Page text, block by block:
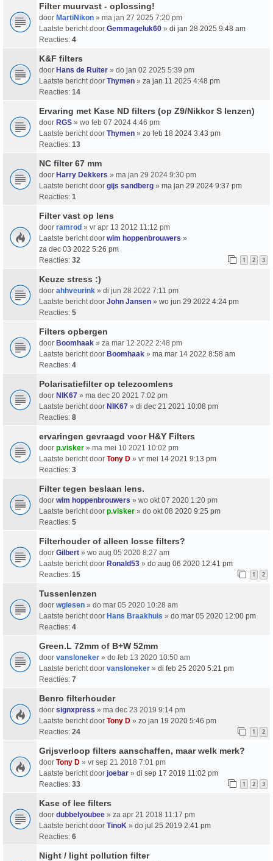
Filter muurvast - oplossing!
door MartiNikon » ma jan 27 2025 7:20 pm
Laatste bericht door Gemmageluk60 » di jan 28 2025 9:48 am
Reacties: 4
K&F filters
door Hans de Ruiter » do jan 02 2025 5:39 pm
Laatste bericht door Thymen » za jan 11 2025 4:48 pm
Reacties: 14
Ervaring met Kase ND filters (op Z9/Nikkor S lenzen)
door RGS » wo feb 07 2024 4:46 pm
Laatste bericht door Thymen » zo feb 18 2024 3:43 pm
Reacties: 13
NC filter 67 mm
door Harry Dekkers » ma jan 29 2024 9:30 pm
Laatste bericht door gijs sandberg » ma jan 29 2024 9:37 pm
Reacties: 1
Filter vast op lens
door ramrod » vr apr 13 2012 11:12 pm
Laatste bericht door wim hoppenbrouwers »
za dec 03 2022 5:26 pm
Reacties: 32 1 2 3
Keuze stress :)
door ahhveurink » di jun 28 2022 7:11 pm
Laatste bericht door John Jansen » wo jun 29 2022 4:24 pm
Reacties: 5
Filters opbergen
door Boomhaak » za mar 12 2022 2:48 pm
Laatste bericht door Boomhaak » ma mar 14 2022 8:58 am
Reacties: 4
Polarisatiefilter op telezoomlens
door NIK67 » ma dec 20 2021 7:02 pm
Laatste bericht door NIK67 » di dec 21 2021 10:08 pm
Reacties: 8
ervaringen gevraagd voor H&Y Filters
door p.visker » ma mei 10 2021 10:02 pm
Laatste bericht door Tony D » vr mei 14 2021 9:13 pm
Reacties: 3
Filter tegen beslaan lens.
door wim hoppenbrouwers » wo okt 07 2020 1:20 pm
Laatste bericht door p.visker » do okt 08 2020 9:25 pm
Reacties: 5
Filterhouder of alleen losse filters?
door Gilbert » wo aug 05 2020 8:27 am
Laatste bericht door Ronald53 » do aug 06 2020 12:41 pm
Reacties: 15 1 2
Tussenlenzen
door wgiesen » do mar 05 2020 10:28 am
Laatste bericht door Hans Braakhuis » do mar 05 2020 12:00 pm
Reacties: 4
Green.L 72mm of B+W 52mm
door vansloneker » do feb 13 2020 10:50 am
Laatste bericht door vansloneker » di feb 25 2020 5:21 pm
Reacties: 7
Benro filterhouder
door signxpress » ma dec 23 2019 9:14 pm
Laatste bericht door Tony D » zo jan 19 2020 5:46 pm
Reacties: 24 1 2
Grijsverloop filters aanschaffen, maar welk merk?
door Tony D » vr sep 21 2018 7:01 pm
Laatste bericht door joebar » di sep 17 2019 11:02 pm
Reacties: 33 1 2 3
Kase of lee filters
door dubbelyoubee » za apr 21 2018 11:17 pm
Laatste bericht door TinoK » do jul 25 2019 2:41 pm
Reacties: 6
Night / light pollution filter